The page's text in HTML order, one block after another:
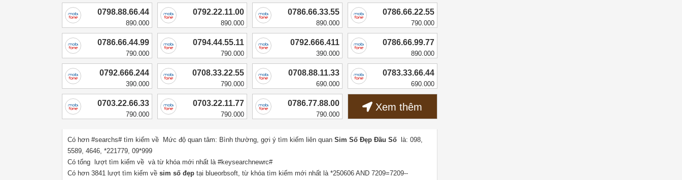
0798.88.66.44
890.000
0792.22.11.00
890.000
0786.66.33.55
890.000
0786.66.22.55
790.000
0786.66.44.99
790.000
0794.44.55.11
790.000
0792.666.411
390.000
0786.66.99.77
890.000
0792.666.244
390.000
0708.33.22.55
790.000
0708.88.11.33
690.000
0783.33.66.44
690.000
0703.22.66.33
790.000
0703.22.11.77
790.000
0786.77.88.00
790.000
Xem thêm
Có hơn #searchs# tìm kiếm về Mức độ quan tâm: Bình thường, gợi ý tìm kiếm liên quan Sim Số Đẹp Đầu Số là: 098,
5589, 4646, *221779, 09*999
Có tổng lượt tìm kiếm về và từ khóa mới nhất là #keysearchnewrc#
Có hơn 3841 lượt tìm kiếm về sim số đẹp tại blueorbsoft, từ khóa tìm kiếm mới nhất là *250606 AND 7209=7209--